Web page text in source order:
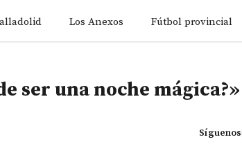
Los Anexos Fútbol provincial
ser una noche mágica?»
Síguenos